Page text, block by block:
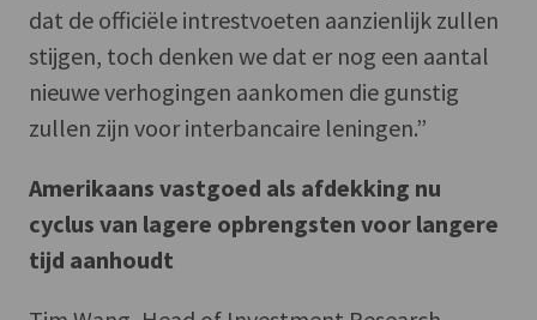
dat de officiële intrestvoeten aanzienlijk zullen
stijgen, toch denken we dat er nog een aantal
nieuwe verhogingen aankomen die gunstig
zullen zijn voor interbancaire leningen.”
Amerikaans vastgoed als afdekking nu
cyclus van lagere opbrengsten voor langere
tijd aanhoudt